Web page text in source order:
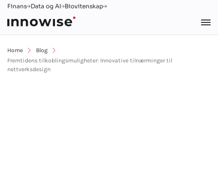
Finans Data og AI Biovitenskap
Home
Blog
Fremtidens tilkoblingsmuligheter: Innovative tilnærminger til
nettverksdesign